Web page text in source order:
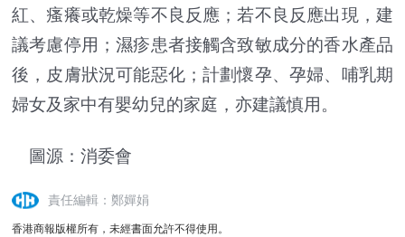
紅、瘙癢或乾燥等不良反應；若不良反應出現，建
議考慮停用；濕疹患者接觸含致敏成分的香水產品
後，皮膚狀況可能惡化；計劃懷孕、孕婦、哺乳期
婦女及家中有嬰幼兒的家庭，亦建議慎用。
圖源： 消委會
責任編輯：鄭嬋娟
香港商報版權所有，未經書面允許不得使用。